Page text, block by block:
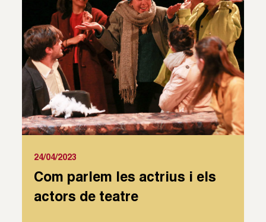
24/04/2023
Com parlem les actrius i els
actors de teatre